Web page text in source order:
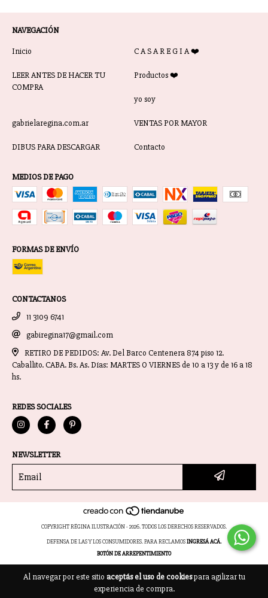
Al navegar por este sitio aceptás el uso de cookiespara agilizar tu
experiencia de compra.
NAVEGACIÓN
Inicio C A S A R E G I A ❤️
LEER ANTES DE HACER TU
COMPRA
Productos ❤️
yo soy
gabrielaregina.com.ar VENTAS POR MAYOR
DIBUS PARA DESCARGAR Contacto
MEDIOS DE PAGO
FORMAS DE ENVÍO
CONTACTANOS
11 3109 6741
gabiregina17@gmail.com
RETIRO DE PEDIDOS: Av. Del Barco Centenera 874 piso 12.
Caballito. CABA. Bs. As. Días: MARTES O VIERNES de 10 a 13 y de 16 a 18
hs.
REDES SOCIALES
NEWSLETTER
COPYRIGHT RËGINA ILUSTRACIÓN - 2026. TODOS LOS DERECHOS RESERVADOS.
DEFENSA DE LAS Y LOS CONSUMIDORES. PARA RECLAMOSINGRESÁ ACÁ.
BOTÓN DE ARREPENTIMIENTO